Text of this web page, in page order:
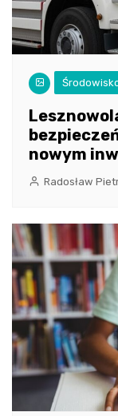
nowym
Radosław